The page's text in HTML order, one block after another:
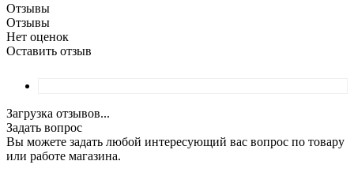
Отзывы
Отзывы
Нет оценок
Оставить отзыв
Загрузка отзывов...
Задать вопрос
Вы можете задать любой интересующий вас вопрос по товару
или работе магазина.